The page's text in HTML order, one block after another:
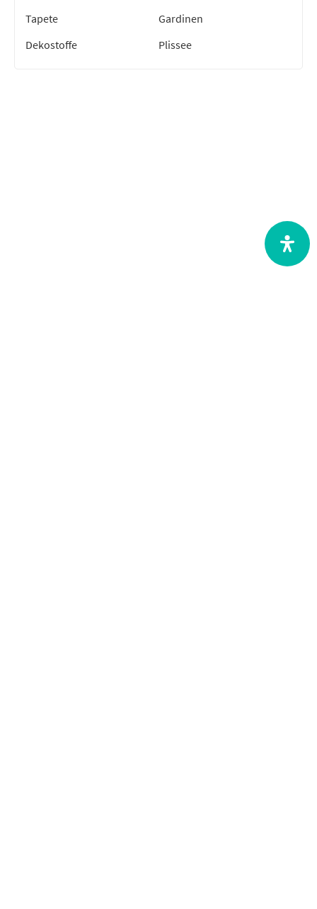
Tapete
Gardinen
Dekostoffe
Plissee